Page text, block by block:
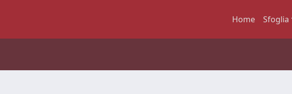
Home Sfoglia